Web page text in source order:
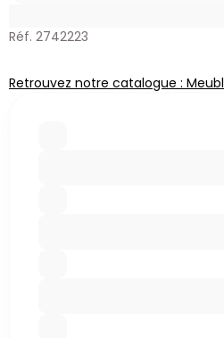
Réf. 2742223
Retrouvez notre catalogue :